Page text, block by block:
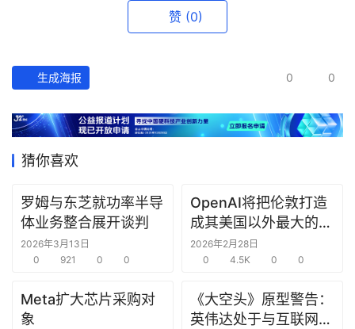
深
度
产
经
数
研
选
赞 (0)
生成海报 0 0
猜你喜欢
罗姆与东芝就功率半导
体业务整合展开谈判
2026年3月13日
0
921 0 0
OpenAI将把伦敦打造
成其美国以外最大的研
究中心
2026年2月28日
0
4.5K 0 0
Meta扩大芯片采购对
象
《大空头》原型警告：
英伟达处于与互联网泡